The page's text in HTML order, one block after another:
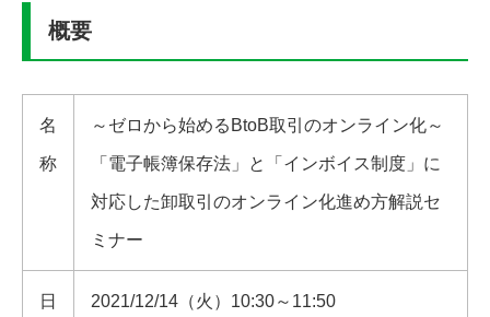
概要
名
称
～ゼロから始めるBtoB取引のオンライン化～
「電子帳簿保存法」と「インボイス制度」に
対応した卸取引のオンライン化進め方解説セ
ミナー
日 2021/12/14（火）10:30～11:50